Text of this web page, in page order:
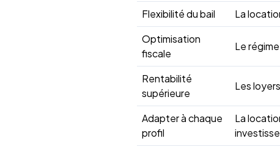
Flexibilité du bail
La
Optimisation
fiscale
Le
Rentabilité
supérieure
Les
Adapter à chaque
profil
La